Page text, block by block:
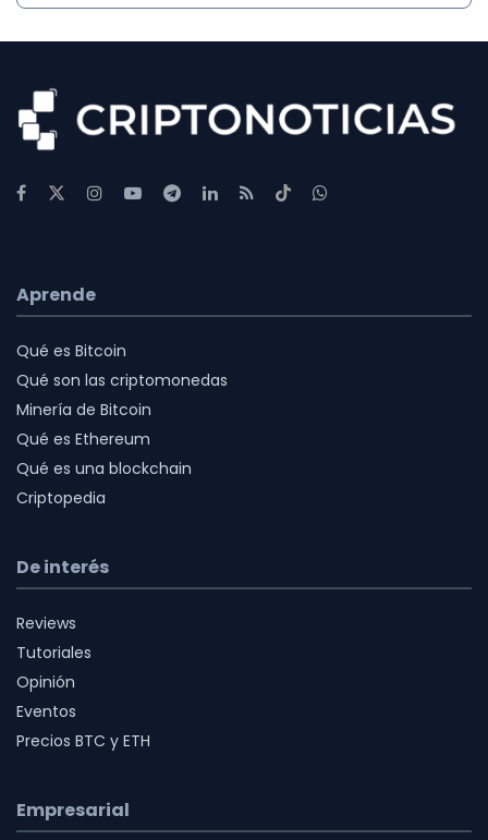
Aprende
Qué es Bitcoin
Qué son las criptomonedas
Minería de Bitcoin
Qué es Ethereum
Qué es una blockchain
Criptopedia
De interés
Reviews
Tutoriales
Opinión
Eventos
Precios BTC y ETH
Empresarial